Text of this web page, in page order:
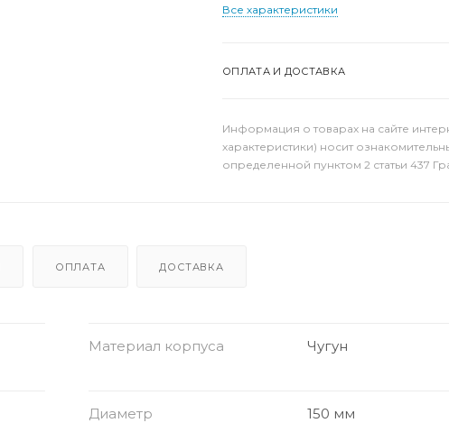
Все характеристики
ОПЛАТА И ДОСТАВКА
Информация о товарах на сайте
характеристики) носит
определенной пунктом 2 статьи 437
ОПЛАТА ДОСТАВКА
Материал корпуса Чугун
Диаметр 150 мм